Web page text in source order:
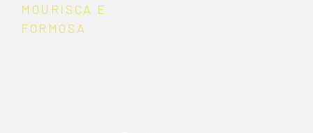
devido à sua oferta diversificada de
MOURISCA E
FORMOSA